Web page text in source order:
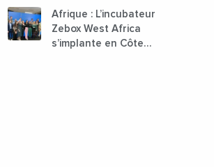
désormais le Nigeria,
l’Angola et l’Afrique
du Sud
Afrique : L’incubateur
Zebox West Africa
s’implante en Côte